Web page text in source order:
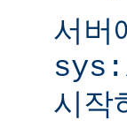
서버
시작